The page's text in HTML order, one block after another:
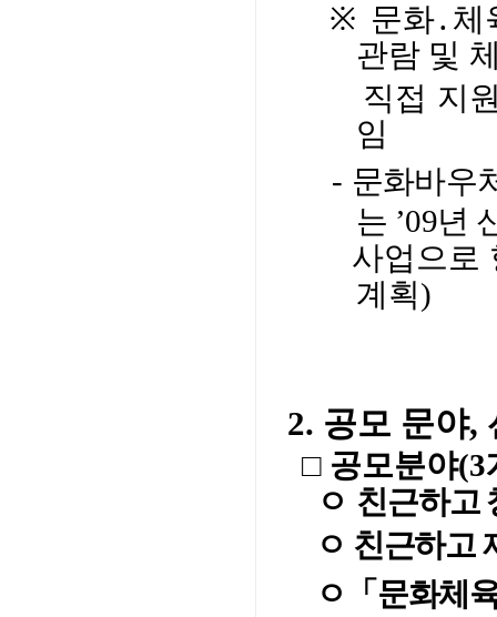
※ 문화․ 체
관람 및
직접 지원
임
- 문화바우
는 ’09년
사업으로
계획)
2. 공모 문야,
□ 공모분야(3
ㅇ 친근하고
ㅇ 친근하고
ㅇ「문화체